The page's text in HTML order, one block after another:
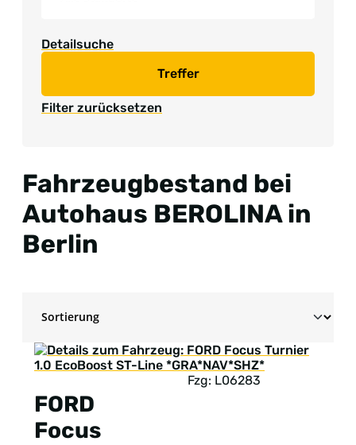
Detailsuche
Treffer
Filter zurücksetzen
Fahrzeugbestand bei
Autohaus BEROLINA in
Berlin
FORD
Focus
Fzg: L06283